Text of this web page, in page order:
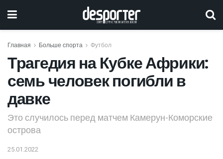
Главная Больше спорта Футбол
Трагедия на Кубке Африки:
семь человек погибли в
давке
Это случилось перед матчем Камерун-Коморские
острова
25.01.2022